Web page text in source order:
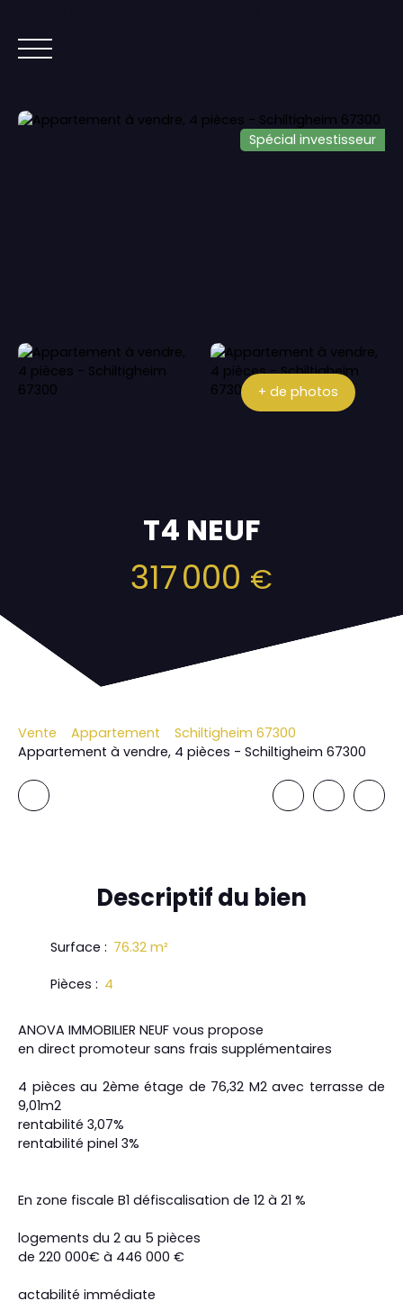
ACCUEIL ACHETER
IMMOBILIER NEUF
Spécial investisseur
+ de photos
T4 NEUF
317 000 €
Vente Appartement
Schiltigheim 67300
Appartement à vendre, 4 pièces - Schiltigheim 67300
Descriptifdu bien
Surface : 76.32 m²
Pièces : 4
ANOVA IMMOBILIER NEUF vous propose
en direct promoteur sans frais supplémentaires
4 pièces au 2ème étage de 76,32 M2 avec terrasse de
9,01m2
rentabilité 3,07%
rentabilité pinel 3%
En zone fiscale B1 défiscalisation de 12 à 21 %
logements du 2 au 5 pièces
de 220 000€ à 446 000 €
actabilité immédiate